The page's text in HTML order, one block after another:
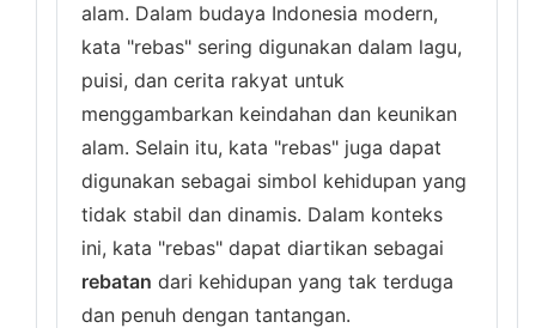
alam. Dalam budaya Indonesia modern,
kata "rebas" sering digunakan dalam lagu,
puisi, dan cerita rakyat untuk
menggambarkan keindahan dan keunikan
alam. Selain itu, kata "rebas" juga dapat
digunakan sebagai simbol kehidupan yang
tidak stabil dan dinamis. Dalam konteks
ini, kata "rebas" dapat diartikan sebagai
rebatan dari kehidupan yang tak terduga
dan penuh dengan tantangan.